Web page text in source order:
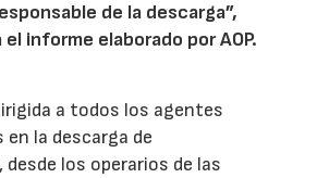
de la descarga”,
informe elaborado por AOP.
a todos los agentes
la descarga de
los operarios de las